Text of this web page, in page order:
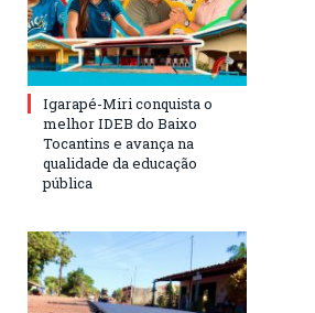
Igarapé-Miri conquista o
melhor IDEB do Baixo
Tocantins e avança na
qualidade da educação
pública